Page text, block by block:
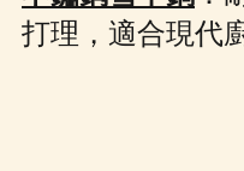
打理，適合現代